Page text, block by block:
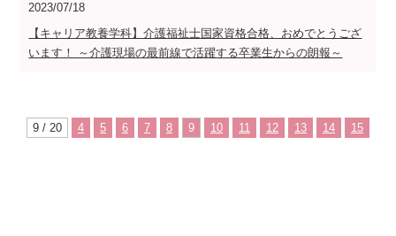
2023/07/18
【キャリア教養学科】介護福祉士国家資格合格、おめでとうござ
います！ ～介護現場の最前線で活躍する卒業生からの朗報～
9 / 20 4 5 6 7 8 9 10 11 12 13 14 15